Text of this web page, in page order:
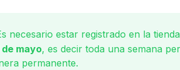
necesario estar registrado en la
de mayo, es decir toda una semana
permanente.